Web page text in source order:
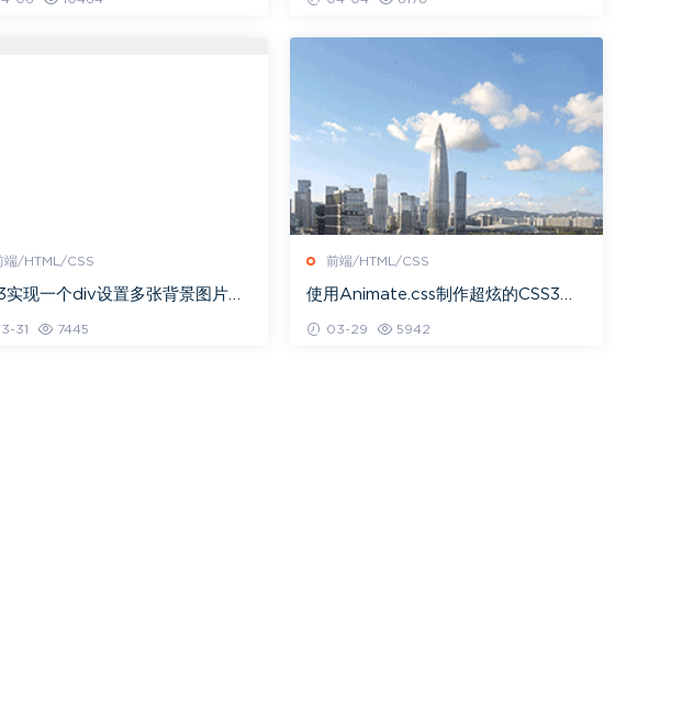
微信浏览器访问需要OA….
端/HTML/CSS
实现一个div设置多张背景图片及
31 7445
前端/HTML/CSS
使用Animate.css制作超炫的CSS3动
03-29 5942